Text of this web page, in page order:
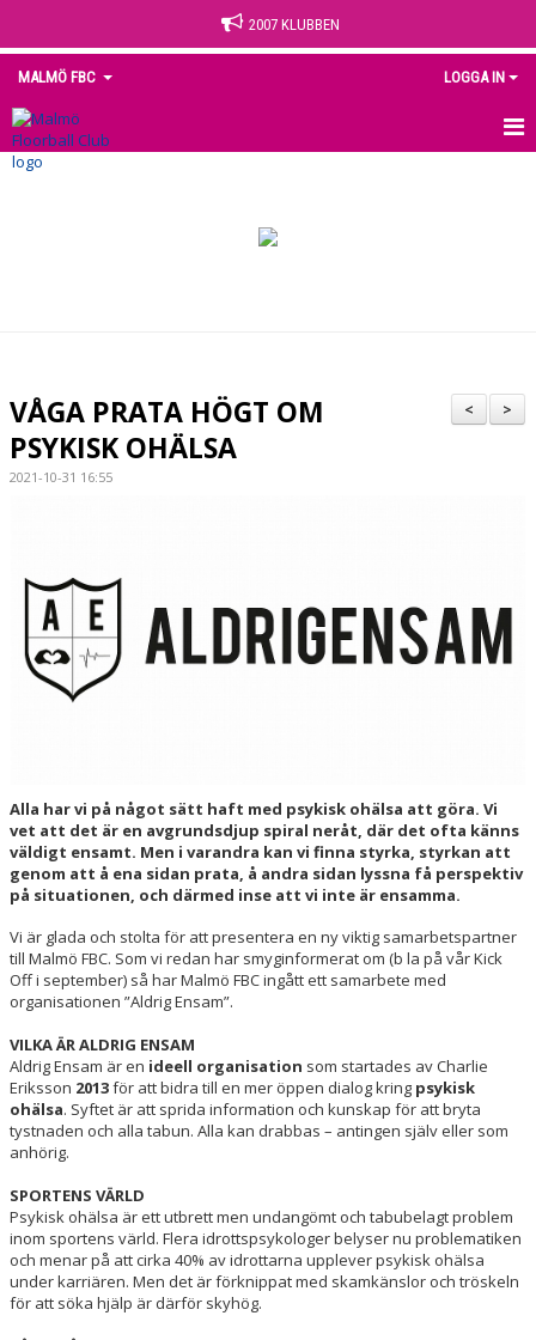
2007 KLUBBEN
MALMÖ FBC LOGGA IN
HEM
MEDLEM
>
<
VÅGA PRATA HÖGT OM
PSYKISK OHÄLSA
2021-10-31 16:55
Alla har vi på något sätt haft med psykisk ohälsa att göra. Vi
vet att det är en avgrundsdjup spiral neråt, där det ofta känns
väldigt ensamt. Men i varandra kan vi finna styrka, styrkan att
genom att å ena sidan prata, å andra sidan lyssna få perspektiv
på situationen, och därmed inse att vi inte är ensamma.
Vi är glada och stolta för att presentera en ny viktig samarbetspartner
till Malmö FBC. Som vi redan har smyginformerat om (b la på vår Kick
Off i september) så har Malmö FBC ingått ett samarbete med
organisationen ”Aldrig Ensam”.
VILKA ÄR ALDRIG ENSAM
Aldrig Ensam är en ideell organisation som startades av Charlie
Eriksson 2013för att bidra till en mer öppen dialog kring psykisk
ohälsa. Syftet är att sprida information och kunskap för att bryta
tystnaden och alla tabun. Alla kan drabbas – antingen själv eller som
anhörig.
SPORTENS VÄRLD
Psykisk ohälsa är ett utbrett men undangömt och tabubelagt problem
inom sportens värld. Flera idrottspsykologer belyser nu problematiken
och menar på att cirka 40% av idrottarna upplever psykisk ohälsa
under karriären. Men det är förknippat med skamkänslor och tröskeln
för att söka hjälp är därför skyhög.